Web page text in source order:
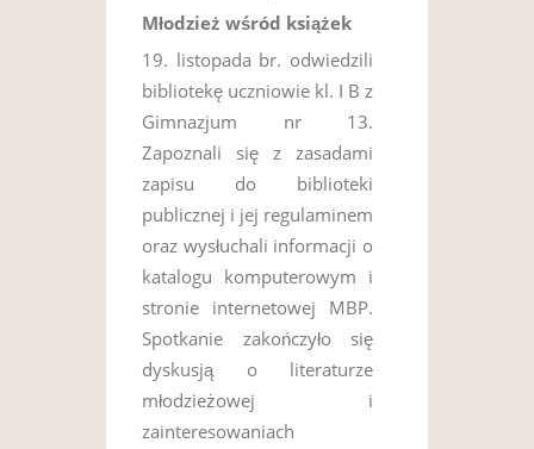
Młodzież wśród książek
19. listopada br. odwiedzili
bibliotekę uczniowie kl. I B z
Gimnazjum nr 13.
Zapoznali się z zasadami
zapisu do biblioteki
publicznej i jej regulaminem
oraz wysłuchali informacji o
katalogu komputerowym i
stronie internetowej MBP.
Spotkanie zakończyło się
dyskusją o literaturze
młodzieżowej i
zainteresowaniach